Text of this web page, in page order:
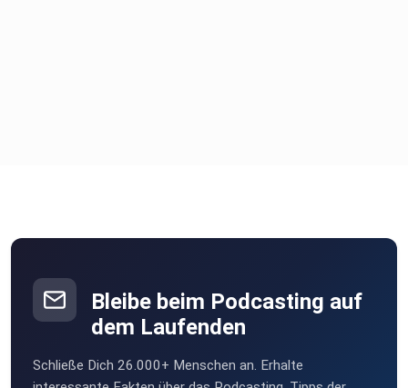
Bleibe beim Podcasting auf
dem Laufenden
Schließe Dich 26.000+ Menschen an. Erhalte